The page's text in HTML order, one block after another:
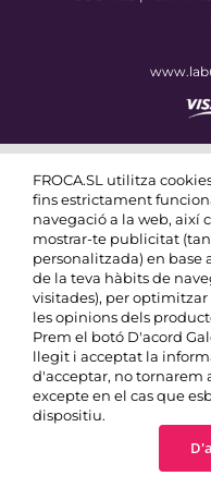
FROCA.SL utilitza
fins estrictament
navegació a la web, així
mostrar-te publicitat
personalitzada) en base
de la teva hàbits de
visitades), per
les opinions dels
Prem el botó D'acord
llegit i acceptat la
d'acceptar, no tornarem
excepte en el cas que
dispositiu.